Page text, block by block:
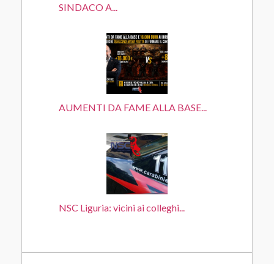
SINDACO A...
AUMENTI DA FAME ALLA BASE...
NSC Liguria: vicini ai colleghi...